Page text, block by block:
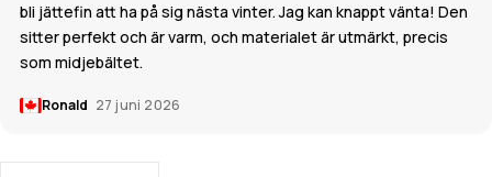
bli jättefin att ha på sig nästa vinter. Jag kan knappt vänta! Den
sitter perfekt och är varm, och materialet är utmärkt, precis
som midjebältet.
Ronald 27 juni 2026